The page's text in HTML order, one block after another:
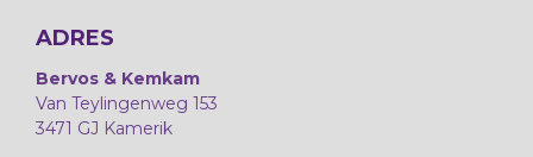
ADRES
Bervos & Kemkam
Van Teylingenweg 153
3471 GJ Kamerik